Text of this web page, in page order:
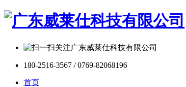
180-2516-3567 / 0769-82068196
首页